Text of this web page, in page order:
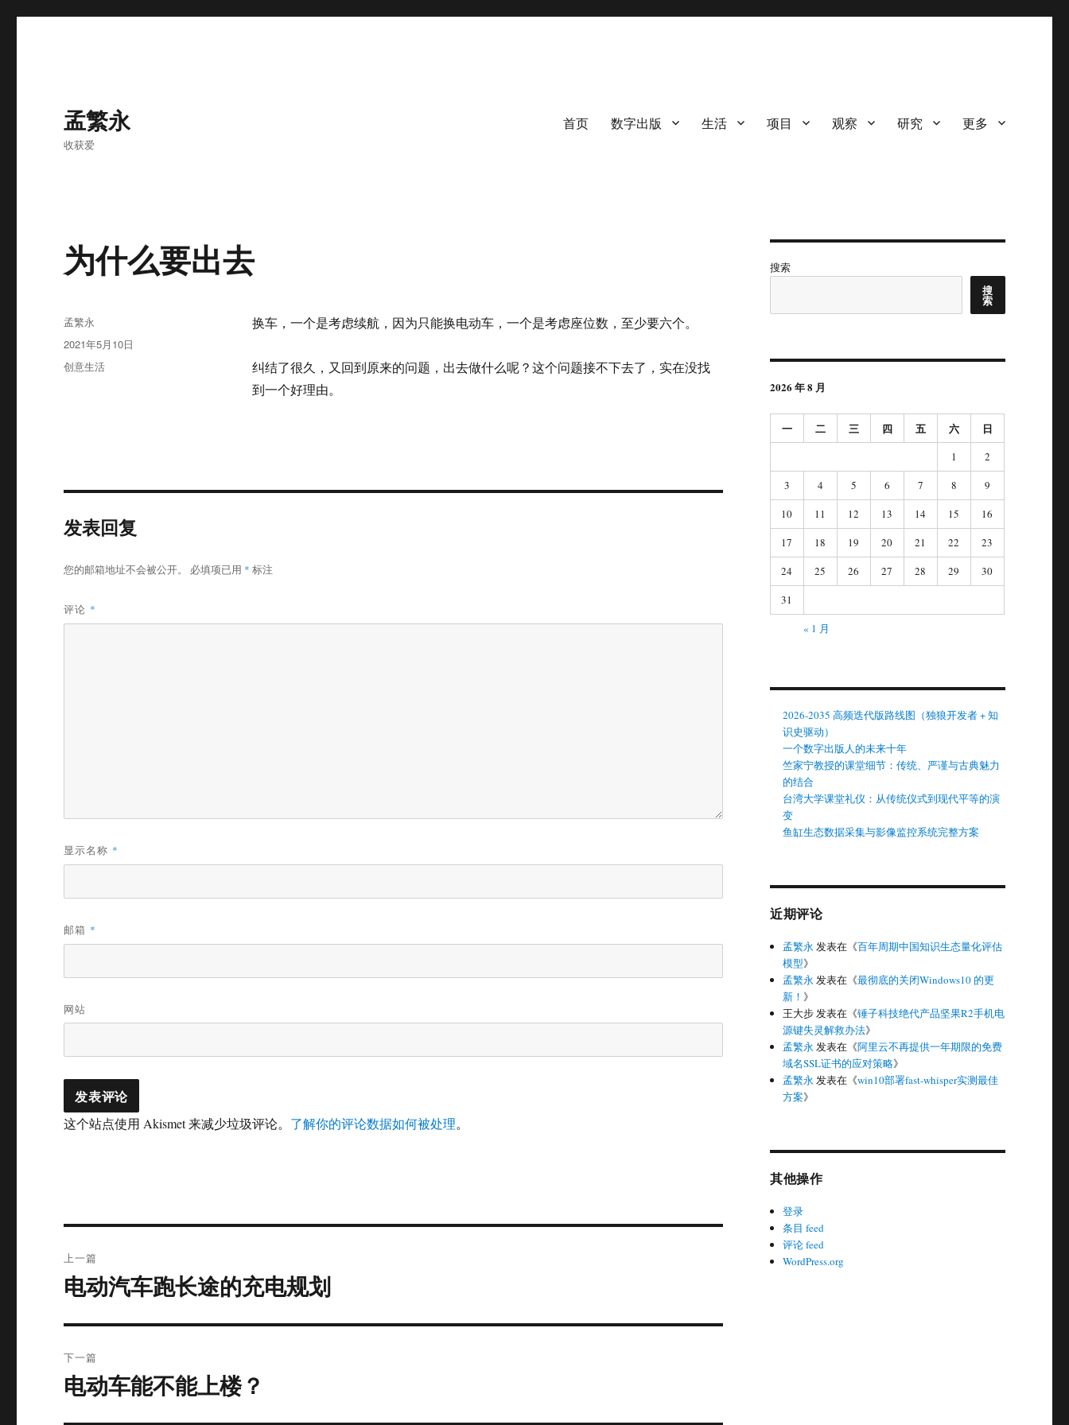
孟繁永
收获爱
首页 数字出版 生活 项目 观察 研究 更多
为什么要出去
换车，一个是考虑续航，因为只能换电动车，一个是考虑座位数，至少要六个。
纠结了很久，又回到原来的问题，出去做什么呢？这个问题接不下去了，实在没找
到一个好理由。
作
者
孟繁永
发
布
于
2021年5月10日
分
创意生活
发表回复
您的邮箱地址不会被公开。 必填项已用 * 标注
评论 *
显示名称 *
邮箱 *
网站
这个站点使用 Akismet 来减少垃圾评论。 了解你的评论数据如何被处理。
章
上一篇
上
文
电动汽车跑长途的充电规划
下一篇
下
电动车能不能上楼？
搜索
搜
索
2026 年 8 月
一 二 三 四 五 六 日
1
2
3
4 5 6 7 8
9
10
11 12 13 14 15
16
17
18 19 20 21 22
23
24
25 26 27 28 29
30
31
« 1 月
2026-2035 高频迭代版路线图（独狼开发者 + 知
识史驱动）
一个数字出版人的未来十年
竺家宁教授的课堂细节：传统、严谨与古典魅力
的结合
台湾大学课堂礼仪：从传统仪式到现代平等的演
变
鱼缸生态数据采集与影像监控系统完整方案
近期评论
孟繁永 发表在《百年周期中国知识生态量化评估
模型》
孟繁永 发表在《最彻底的关闭Windows10 的更
新！ 》
王大步发表在《锤子科技绝代产品坚果R2手机电
源键失灵解救办法》
孟繁永 发表在《阿里云不再提供一年期限的免费
域名SSL证书的应对策略》
孟繁永 发表在《win10部署fast-whisper实测最佳
方案》
其他操作
登录
条目 feed
评论 feed
WordPress.org